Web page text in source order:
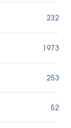
232
1973
253
52